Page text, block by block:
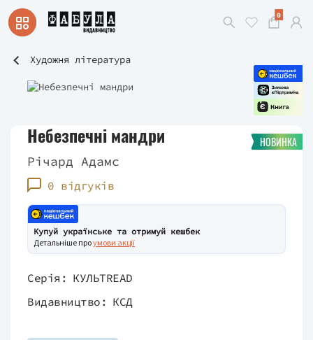
0
Художня література
НОВИНКА
Небезпечні мандри
Річард Адамс
0 відгуків
Купуй українське та отримуй кешбек
Детальніше проумови акції
Серія: КУЛЬТREAD
Видавництво: КСД